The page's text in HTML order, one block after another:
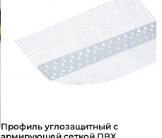
Профиль углозащитный с
армирующей сеткой ПВХ